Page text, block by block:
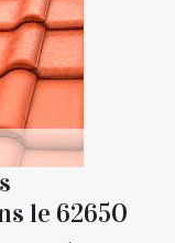
le 62650